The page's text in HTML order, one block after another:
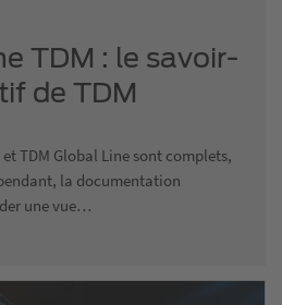
TDM : le savoir-
de TDM
dans
TDM Global Line sont complets,
la documentation
une vue…